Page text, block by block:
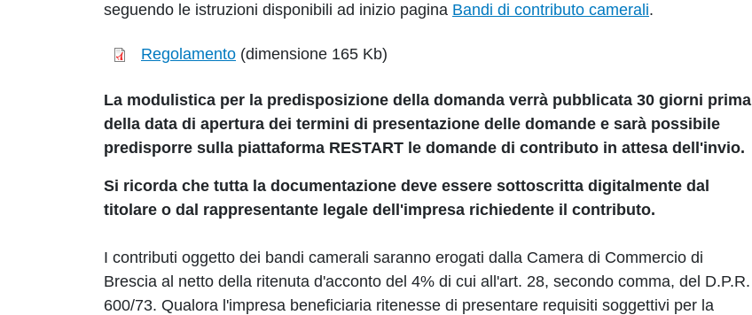
seguendo le istruzioni disponibili ad inizio pagina Bandi di contributo camerali.
Regolamento (dimensione 165 Kb)
La modulistica per la predisposizione della domanda verrà pubblicata 30 giorni prima
della data di apertura dei termini di presentazione delle domande e sarà possibile
predisporre sulla piattaforma RESTART le domande di contributo in attesa dell'invio.
Si ricorda che tutta la documentazione deve essere sottoscritta digitalmente dal
titolare o dal rappresentante legale dell'impresa richiedente il contributo.
I contributi oggetto dei bandi camerali saranno erogati dalla Camera di Commercio di
Brescia al netto della ritenuta d'acconto del 4% di cui all'art. 28, secondo comma, del D.P.R.
600/73. Qualora l'impresa beneficiaria ritenesse di presentare requisiti soggettivi per la